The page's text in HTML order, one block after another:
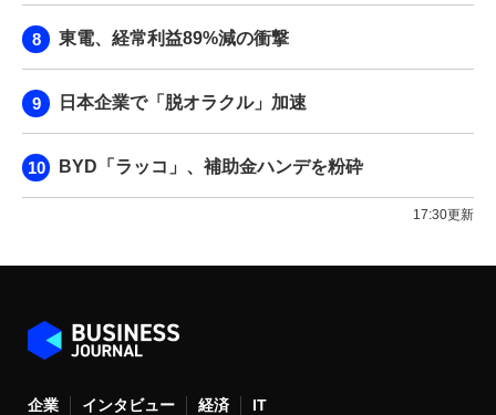
東電、経常利益89%減の衝撃
日本企業で「脱オラクル」加速
BYD「ラッコ」、補助金ハンデを粉砕
17:30更新
企業 インタビュー 経済 IT